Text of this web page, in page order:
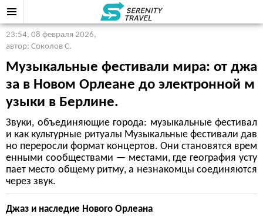
23:54, 08 февраля 2026,
автор: Соколов С.
Музыкальные фестивали мира: от джа
за в Новом Орлеане до электронной м
узыки в Берлине.
Звуки, объединяющие города: музыкальные фестивал
и как культурные ритуалы Музыкальные фестивали дав
но переросли формат концертов. Они становятся врем
енными сообществами — местами, где география усту
пает место общему ритму, а незнакомцы соединяются
через звук.
Джаз и наследие Нового Орлеана